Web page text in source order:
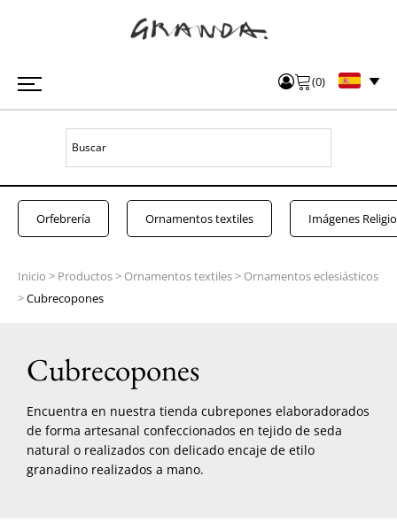
(0)
Orfebrería Ornamentos textiles Imágenes
Inicio > Productos> Ornamentos textiles> Ornamentos eclesiásticos
>Cubrecopones
Cubrecopones
Encuentra en nuestra tienda cubrepones elaboradorados
de forma artesanal confeccionados en tejido de seda
natural o realizados con delicado encaje de etilo
granadino realizados a mano.